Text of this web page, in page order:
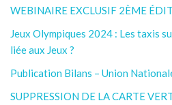
WEBINAIRE EXCLUSIF 2ÈME
Jeux Olympiques 2024 : Les taxis
liée aux Jeux ?
Publication Bilans – Union
SUPPRESSION DE LA CARTE